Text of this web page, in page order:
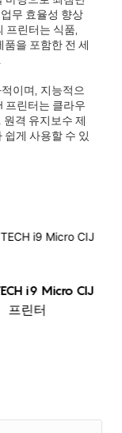
무 효율성 향상
프린터는 식품,
을 포함한 전 세
이며, 지능적으
프린터는 클라우
격 유지보수 제
게 사용할 수 있
i9 Micro CIJ
프린터